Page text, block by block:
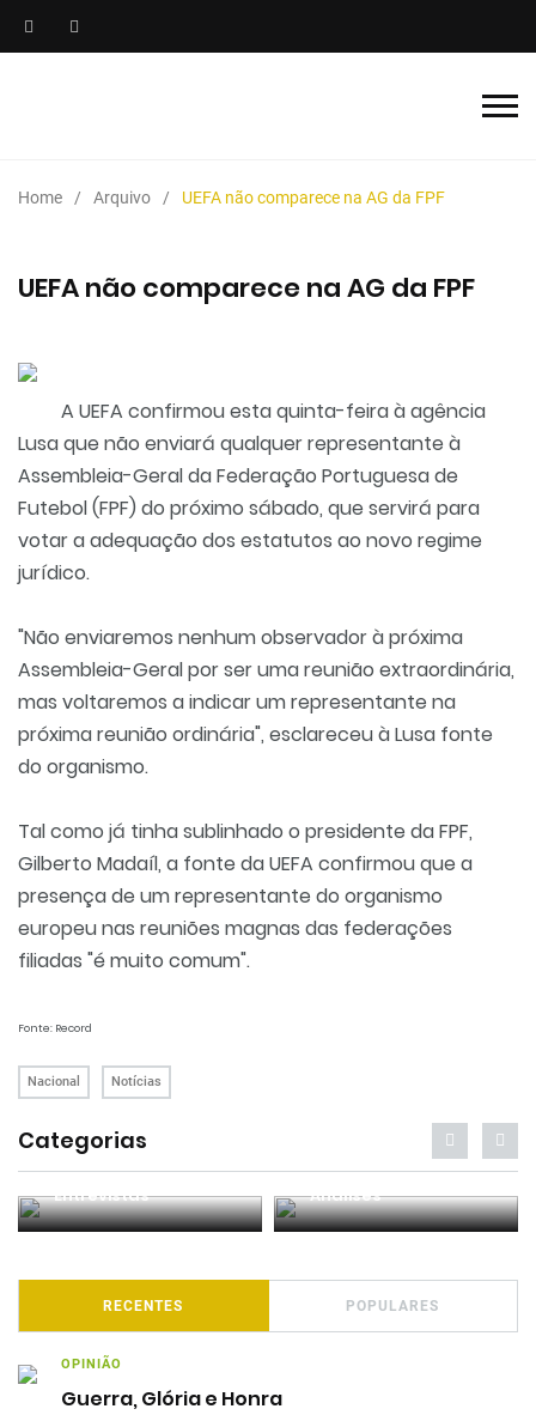
Home Arquivo UEFA não comparece na AG da FPF
UEFA não comparece na AG da FPF
A UEFA confirmou esta quinta-feira à agência
Lusa que não enviará qualquer representante à
Assembleia-Geral da Federação Portuguesa de
Futebol (FPF) do próximo sábado, que servirá para
votar a adequação dos estatutos ao novo regime
jurídico.
"Não enviaremos nenhum observador à próxima
Assembleia-Geral por ser uma reunião extraordinária,
mas voltaremos a indicar um representante na
próxima reunião ordinária", esclareceu à Lusa fonte
do organismo.
Tal como já tinha sublinhado o presidente da FPF,
Gilberto Madaíl, a fonte da UEFA confirmou que a
presença de um representante do organismo
europeu nas reuniões magnas das federações
filiadas "é muito comum".
Fonte: Record
Nacional Notícias
Categorias
Entrevistas Análises
RECENTES POPULARES
OPINIÃO
Guerra, Glória e Honra